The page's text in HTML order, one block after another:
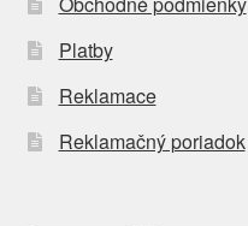
Platby
Reklamace
Reklamačný poriadok